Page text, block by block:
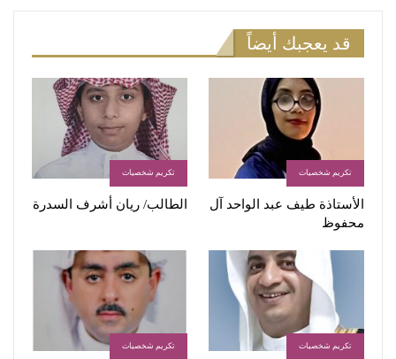
قد يعجبك أيضاً
تكريم شخصيات
الأستاذة طیف عبد الواحد آل
محفوظ
تكريم شخصيات
الطالب/ ريان أشرف السدرة
تكريم شخصيات تكريم شخصيات